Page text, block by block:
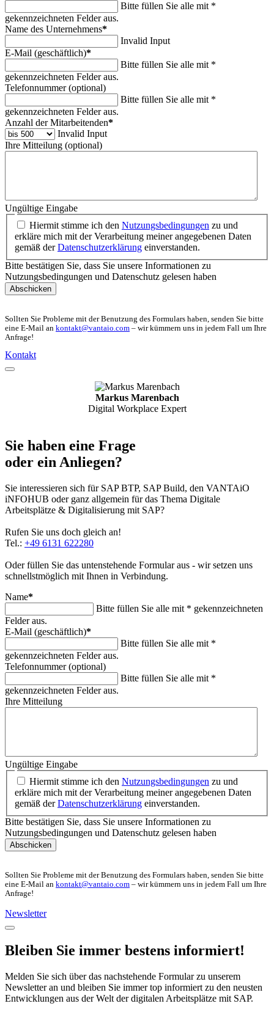
Bitte füllen Sie alle mit *
gekennzeichneten Felder aus.
Name des Unternehmens*
Invalid Input
E-Mail (geschäftlich)*
Bitte füllen Sie alle mit *
gekennzeichneten Felder aus.
Telefonnummer (optional)
Bitte füllen Sie alle mit *
gekennzeichneten Felder aus.
Anzahl der Mitarbeitenden*
Invalid Input
Ihre Mitteilung (optional)
Ungültige Eingabe
Hiermit stimme ich den Nutzungsbedingungen zu und
erkläre mich mit der Verarbeitung meiner angegebenen Daten
gemäß derDatenschutzerklärung einverstanden.
Bitte bestätigen Sie, dass Sie unsere Informationen zu
Nutzungsbedingungen und Datenschutz gelesen haben
Abschicken
Sollten Sie Probleme mit der Benutzung des Formulars haben, senden Sie bitte
eine E-Mail an kontakt@vantaio.com – wir kümmern uns in jedem Fall um Ihre
Anfrage!
Kontakt
Markus Marenbach
Digital Workplace Expert
Sie haben eine Frage
oder ein Anliegen?
Sie interessieren sich für SAP BTP, SAP Build, den VANTAiO
iNFOHUB oder ganz allgemein für das Thema Digitale
Arbeitsplätze & Digitalisierung mit SAP?
Rufen Sie uns doch gleich an!
Tel.: +49 6131 622280
Oder füllen Sie das untenstehende Formular aus - wir setzen uns
schnellstmöglich mit Ihnen in Verbindung.
Name*
Bitte füllen Sie alle mit * gekennzeichneten
Felder aus.
E-Mail (geschäftlich)*
Bitte füllen Sie alle mit *
gekennzeichneten Felder aus.
Telefonnummer (optional)
Bitte füllen Sie alle mit *
gekennzeichneten Felder aus.
Ihre Mitteilung
Ungültige Eingabe
Hiermit stimme ich den Nutzungsbedingungen zu und
erkläre mich mit der Verarbeitung meiner angegebenen Daten
gemäß derDatenschutzerklärung einverstanden.
Bitte bestätigen Sie, dass Sie unsere Informationen zu
Nutzungsbedingungen und Datenschutz gelesen haben
Abschicken
Sollten Sie Probleme mit der Benutzung des Formulars haben, senden Sie bitte
eine E-Mail an kontakt@vantaio.com – wir kümmern uns in jedem Fall um Ihre
Anfrage!
Newsletter
Bleiben Sie immer bestens informiert!
Melden Sie sich über das nachstehende Formular zu unserem
Newsletter an und bleiben Sie immer top informiert zu den neusten
Entwicklungen aus der Welt der digitalen Arbeitsplätze mit SAP.